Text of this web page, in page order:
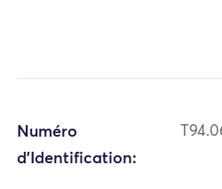
Numéro
d'Identification: